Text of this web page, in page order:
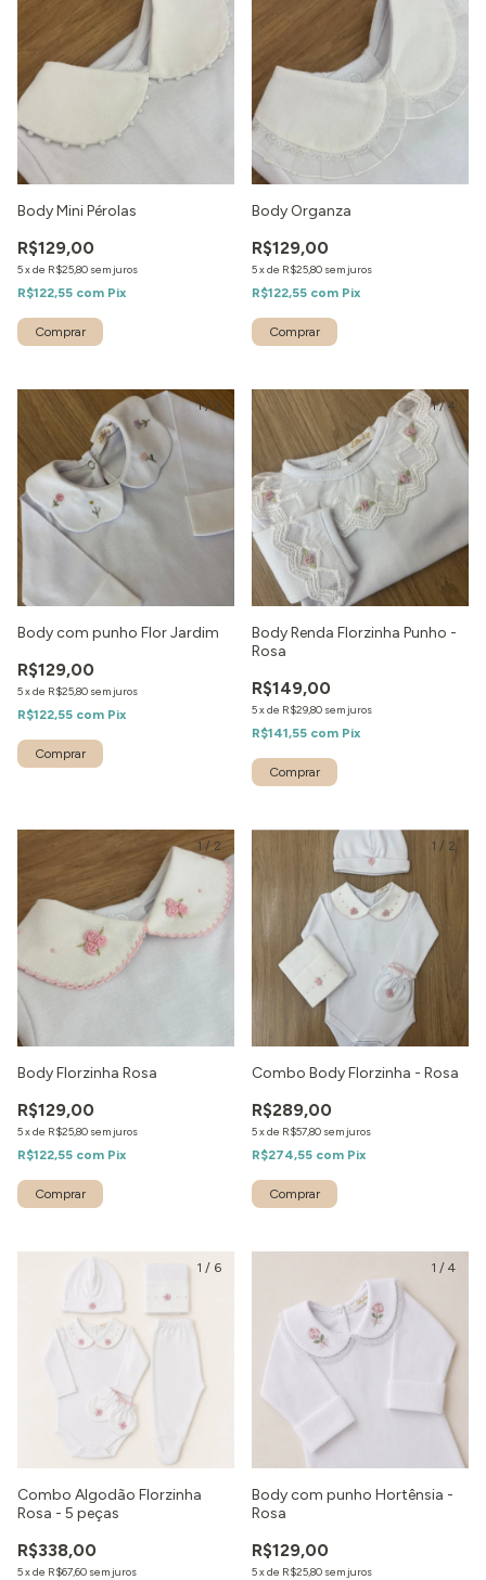
Body Mini Pérolas
R$129,00
5xde R$25,80 sem juros
R$122,55 com Pix
Body Organza
R$129,00
5xde R$25,80 sem juros
R$122,55 com Pix
1/ 2
Body com punho Flor Jardim
R$129,00
5xde R$25,80 sem juros
R$122,55 com Pix
1/4
Body Renda Florzinha Punho -
Rosa
R$149,00
5xde R$29,80 sem juros
R$141,55 com Pix
1 / 2
Body Florzinha Rosa
R$129,00
5xde R$25,80 sem juros
R$122,55 com Pix
1 / 2
Combo Body Florzinha - Rosa
R$289,00
5xde R$57,80 sem juros
R$274,55 com Pix
1 / 6
Combo Algodão Florzinha
Rosa - 5 peças
R$338,00
5xde R$67,60 sem juros
1 / 4
Body com punho Hortênsia -
Rosa
R$129,00
5xde R$25,80 sem juros